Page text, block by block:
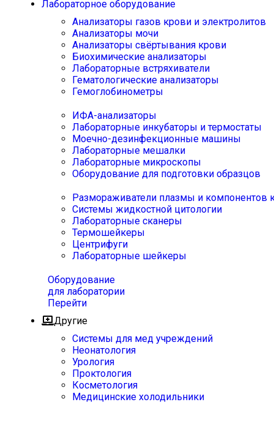
Лабораторное оборудование
Анализаторы газов крови и электролитов
Анализаторы мочи
Анализаторы свёртывания крови
Биохимические анализаторы
Лабораторные встряхиватели
Гематологические анализаторы
Гемоглобинометры
ИФА-анализаторы
Лабораторные инкубаторы и термостаты
Моечно-дезинфекционные машины
Лабораторные мешалки
Лабораторные микроскопы
Оборудование для подготовки образцов
Размораживатели плазмы и компонентов
Системы жидкостной цитологии
Лабораторные сканеры
Термошейкеры
Центрифуги
Лабораторные шейкеры
Оборудование
для лаборатории
Перейти
Другие
Системы для мед учреждений
Неонатология
Урология
Проктология
Косметология
Медицинские холодильники